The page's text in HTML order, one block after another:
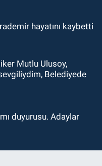
hayatını kaybetti
Mutlu Ulusoy,
Belediyede
duyurusu. Adaylar